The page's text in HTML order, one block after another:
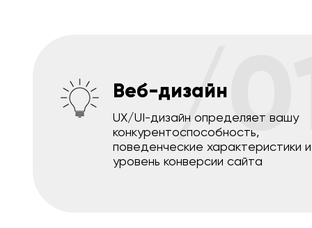
/
Веб-дизайн
UX/UI-дизайн определяет вашу
конкурентоспособность,
поведенческие характеристики и
уровень конверсии сайта